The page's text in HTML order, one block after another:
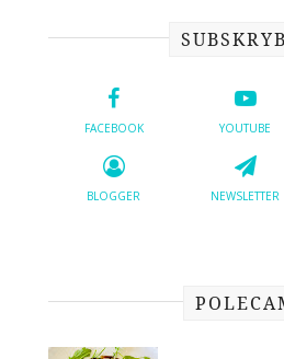
FACEBOOK YOUTUBE
BLOGGER NEWSLETTER